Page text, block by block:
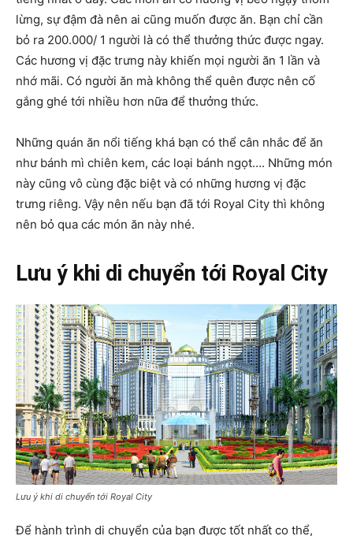
lừng, sự đậm đà nên ai cũng muốn được ăn. Bạn chỉ cần
bỏ ra 200.000/ 1 người là có thể thưởng thức được ngay.
Các hương vị đặc trưng này khiến mọi người ăn 1 lần và
nhớ mãi. Có người ăn mà không thể quên được nên cố
gắng ghé tới nhiều hơn nữa để thưởng thức.
Những quán ăn nổi tiếng khá bạn có thể cân nhắc để ăn
như bánh mì chiên kem, các loại bánh ngọt…. Những món
này cũng vô cùng đặc biệt và có những hương vị đặc
trưng riêng. Vậy nên nếu bạn đã tới Royal City thì không
nên bỏ qua các món ăn này nhé.
Lưu ý khi di chuyển tới Royal City
Lưu ý khi di chuyển tới Royal City
Để hành trình di chuyển của bạn được tốt nhất co thể,